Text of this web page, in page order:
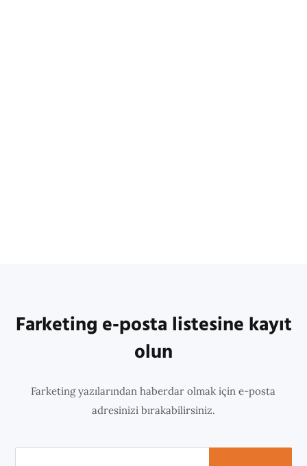
Farketing e-posta listesine kayıt
olun
Farketing yazılarından haberdar olmak için e-posta
adresinizi bırakabilirsiniz.